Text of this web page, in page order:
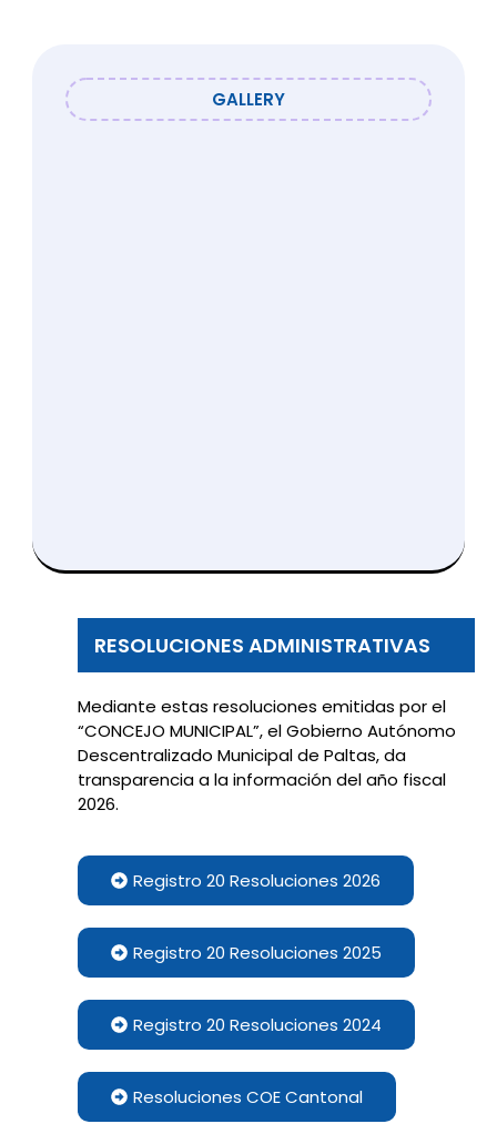
GALLERY
RESOLUCIONES ADMINISTRATIVAS
Mediante estas resoluciones emitidas por el
“CONCEJO MUNICIPAL”, el Gobierno Autónomo
Descentralizado Municipal de Paltas, da
transparencia a la información del año fiscal
2026.
Registro 20 Resoluciones 2026
Registro 20 Resoluciones 2025
Registro 20 Resoluciones 2024
Resoluciones COE Cantonal